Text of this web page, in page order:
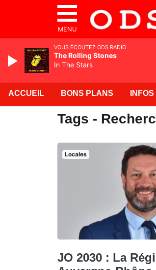
MENU
ACCUEIL BONS PLANS INFOS
Tags -
Locales
JO 2030 : La
VOUS ÉCOUTEZ ODS RADIO
The Rolling Stones
In The Stars